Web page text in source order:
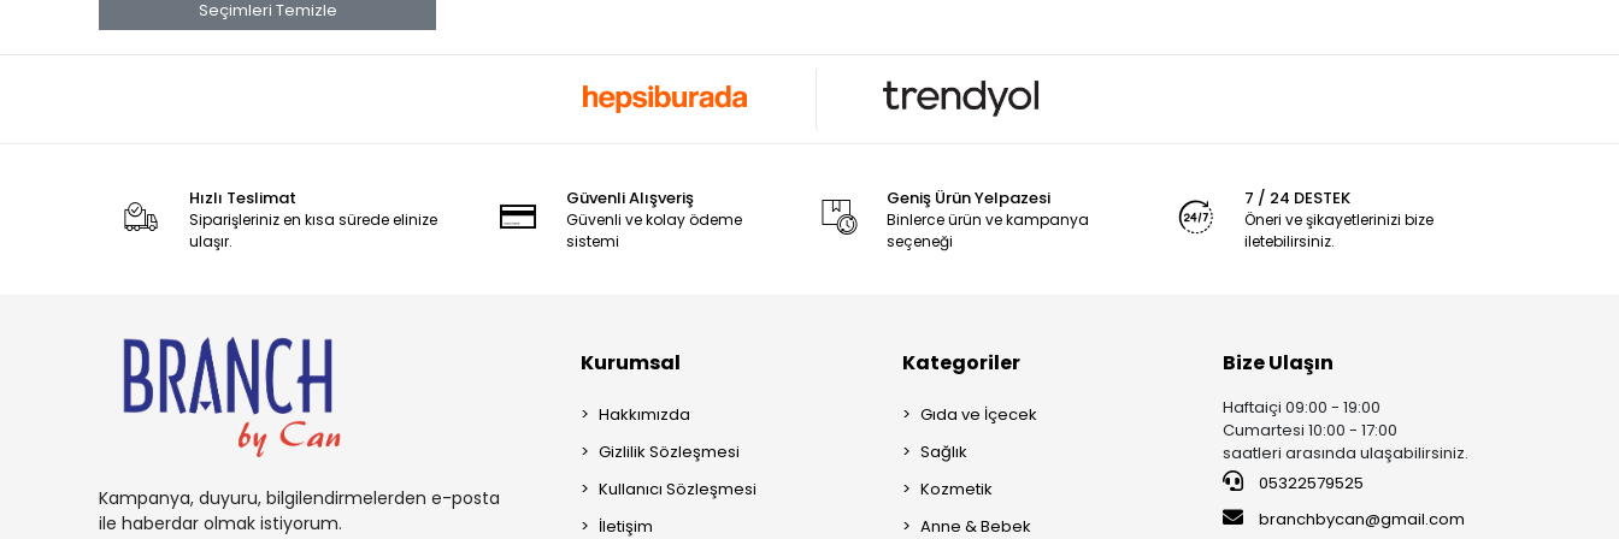
banana
Banana Boat
bluey
BURT'S
Cadbury
CARAMİA
Seçimleri Temizle
Hızlı Teslimat
Siparişleriniz en kısa sürede elinize
ulaşır.
Güvenli Alışveriş
Güvenli ve kolay ödeme
sistemi
Geniş Ürün Yelpazesi
Binlerce ürün ve kampanya
seçeneği
7 / 24 DESTEK
Öneri ve şikayetlerinizi bize
iletebilirsiniz.
Kampanya, duyuru, bilgilendirmelerden e-posta
ile haberdar olmak istiyorum.
Kurumsal
Hakkımızda
Gizlilik Sözleşmesi
Kullanıcı Sözleşmesi
İletişim
Kategoriler
Gıda ve İçecek
Sağlık
Kozmetik
Anne & Bebek
Bize Ulaşın
Haftaiçi 09:00 - 19:00
Cumartesi 10:00 - 17:00
saatleri arasında ulaşabilirsiniz.
05322579525
branchbycan@gmail.com